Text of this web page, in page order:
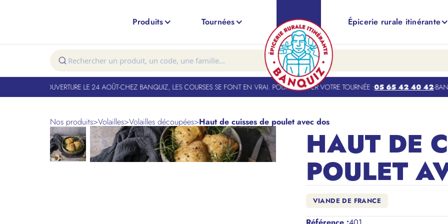
Produits Tournées Épicerie rurale itinérante
FERMÉ. RÉOUVERTURE LE 24 AOÛT-CHEZ BANQUIZ, LES COURSES SE FONT EN VRAI. POUR TROUVER VOTRE TOURNÉE :05 65 42 40 42-
Nos produits>Volailles>Volailles découpées>Haut de cuisses de poulet avec dos
HAUT DE
POULET
VIANDE DE FRANCE